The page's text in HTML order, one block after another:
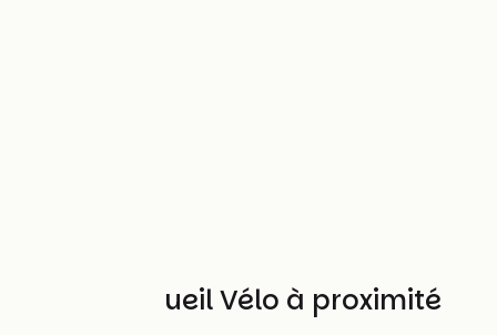
Autres Accueil Vélo à proximité